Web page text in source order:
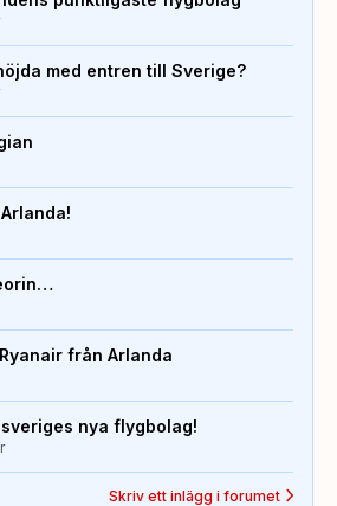
med entren till Sverige?
från Arlanda
sveriges nya flygbolag!
Skriv ett inlägg i forumet